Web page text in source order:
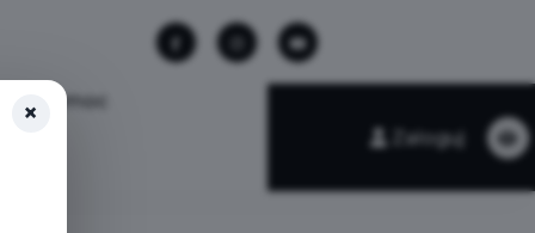
Pomoc
Zaloguj
×